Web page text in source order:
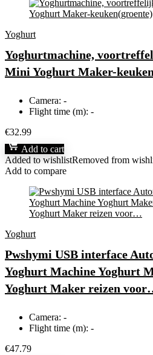
Yoghurt
Yoghurtmachine,
Mini Yoghurt Maker-
Camera: -
Flight time (m): -
€32.99
Add to cart
Added to wishlistRemoved from
Add to compare
Yoghurt
Pwshymi USB interface
Yoghurt Machine Yoghurt
Yoghurt Maker reizen
Camera: -
Flight time (m): -
€47.79